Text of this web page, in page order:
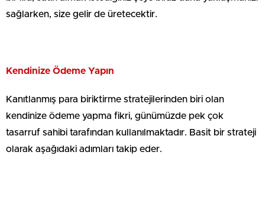
sağlarken, size gelir de üretecektir.
Kendinize Ödeme Yapın
Kanıtlanmış para biriktirme stratejilerinden biri olan
kendinize ödeme yapma fikri, günümüzde pek çok
tasarruf sahibi tarafından kullanılmaktadır. Basit bir strateji
olarak aşağıdaki adımları takip eder.